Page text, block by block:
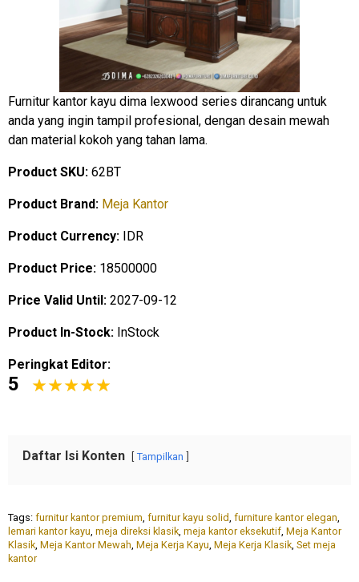
Furnitur kantor kayu dima lexwood series dirancang untuk
anda yang ingin tampil profesional, dengan desain mewah
dan material kokoh yang tahan lama.
Product SKU: 62BT
Product Brand: Meja Kantor
Product Currency: IDR
Product Price: 18500000
Price Valid Until: 2027-09-12
Product In-Stock: InStock
Peringkat Editor:
5
Daftar Isi Konten Tampilkan
Tags: furnitur kantor premium furnitur kayu solid furniture kantor elegan
lemari kantor kayu meja direksi klasik meja kantor eksekutif Meja Kantor
Klasik Meja Kantor Mewah Meja Kerja Kayu Meja Kerja Klasik Set meja
kantor